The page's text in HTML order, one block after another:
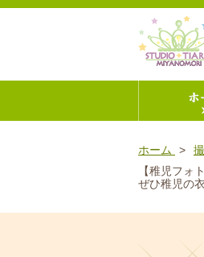
ホーム
【稚児フォ
ぜひ稚児の